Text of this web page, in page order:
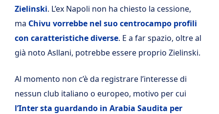
Zielinski. L’ex Napoli non ha chiesto la cessione,
ma Chivu vorrebbe nel suo centrocampo profili
con caratteristiche diverse. E a far spazio, oltre al
già noto Asllani, potrebbe essere proprio Zielinski.
Al momento non c’è da registrare l’interesse di
nessun club italiano o europeo, motivo per cui
l’Inter sta guardando in Arabia Saudita per